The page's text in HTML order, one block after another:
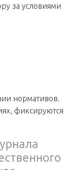
за условиями
нормативов.
фиксируются